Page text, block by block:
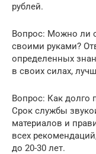
рублей.
Вопрос: Можно ли
своими руками?
определенных
в своих силах,
Вопрос: Как долго
Срок службы
материалов и
всех
до 20-30 лет.